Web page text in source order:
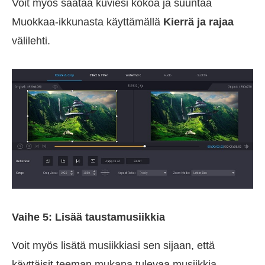
Voit myös säätää kuviesi kokoa ja suuntaa
Muokkaa-ikkunasta käyttämällä Kierrä ja rajaa
välilehti.
Vaihe 5: Lisää taustamusiikkia
Voit myös lisätä musiikkiasi sen sijaan, että